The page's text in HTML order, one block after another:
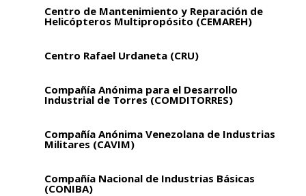
Centro de Mantenimiento y Reparación de
Helicópteros Multipropósito (CEMAREH)
Centro Rafael Urdaneta (CRU)
Compañía Anónima para el Desarrollo
Industrial de Torres (COMDITORRES)
Compañía Anónima Venezolana de Industrias
Militares (CAVIM)
Compañía Nacional de Industrias Básicas
(CONIBA)